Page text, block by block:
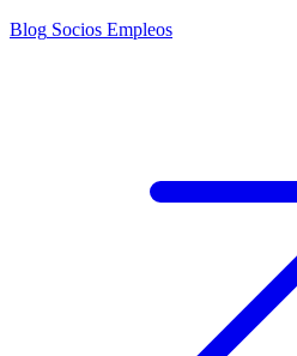
Blog Socios Empleos